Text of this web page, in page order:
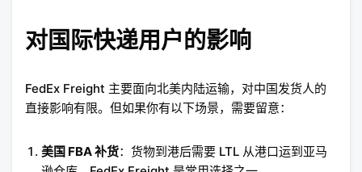
对国际快递用户的影响
FedEx Freight 主要面向北美内陆运输，对中国发货人的
直接影响有限。但如果你有以下场景，需要留意：
美国 FBA 补货：货物到港后需要 LTL 从港口运到亚马